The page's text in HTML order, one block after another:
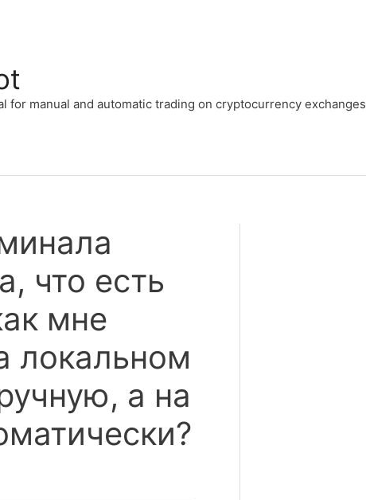
for manual and automatic trading on cryptocurrency exchanges
что есть
мне
локальном
а на